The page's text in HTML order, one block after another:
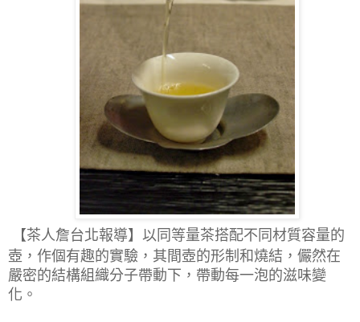
【茶人詹台北報導】 以同等量茶搭配不同材質容量的
壺，作個有趣的實驗，其間壺的形制和燒結，儼然在
嚴密的結構組織分子帶動下，帶動每一泡的滋味變
化。